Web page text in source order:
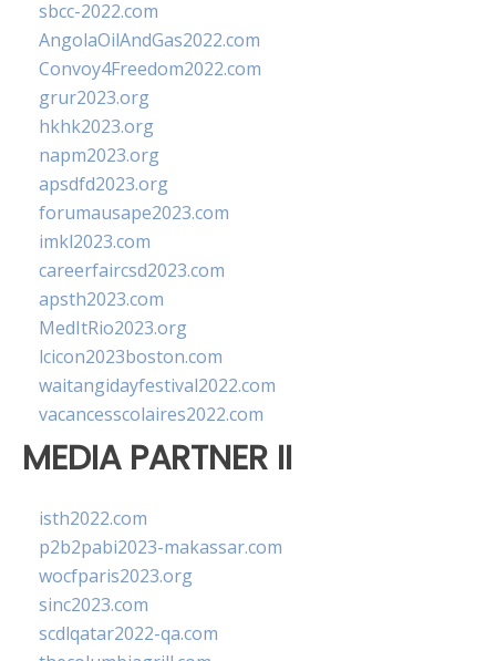
sbcc-2022.com
AngolaOilAndGas2022.com
Convoy4Freedom2022.com
grur2023.org
hkhk2023.org
napm2023.org
apsdfd2023.org
forumausape2023.com
imkl2023.com
careerfaircsd2023.com
apsth2023.com
MedItRio2023.org
lcicon2023boston.com
waitangidayfestival2022.com
vacancesscolaires2022.com
MEDIA PARTNER II
isth2022.com
p2b2pabi2023-makassar.com
wocfparis2023.org
sinc2023.com
scdlqatar2022-qa.com